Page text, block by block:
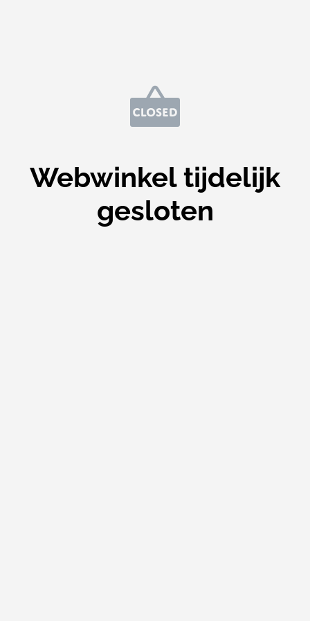
Webwinkel tijdelijk
gesloten